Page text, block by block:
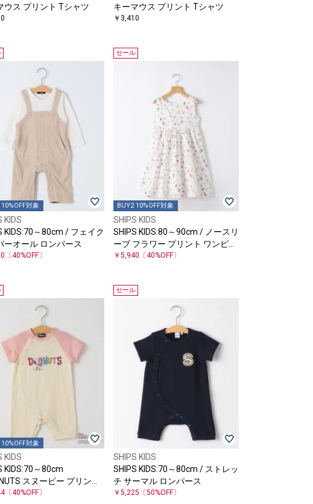
ウス プリント Tシャツ
キーマウス プリント Tシャツ
￥3,410
10%OFF対象
KIDS
KIDS:70～80cm / フェイク
ーオール ロンパース
〔40%OFF〕
セール
BUY2 10%OFF対象
SHIPS KIDS
SHIPS KIDS:80～90cm / ノースリ
ーブ フラワー プリント ワンピー
ス
￥5,940 〔40%OFF〕
対象
KIDS
KIDS:70～80cm
スヌーピー プリント
ース
〔40%OFF〕
セール
SHIPS KIDS
SHIPS KIDS:70～80cm / ストレッ
チ サーマル ロンパース
￥5,225 〔50%OFF〕